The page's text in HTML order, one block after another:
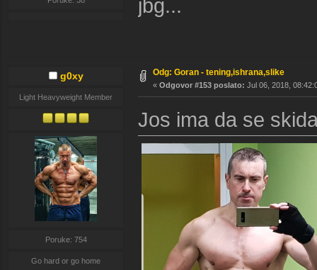
jbg...
g0xy
Light Heavyweight Member
Poruke: 754
Go hard or go home
Odg: Goran - tening,ishrana,slike
« Odgovor #153 poslato: Jul 06, 2018,
Jos ima da se